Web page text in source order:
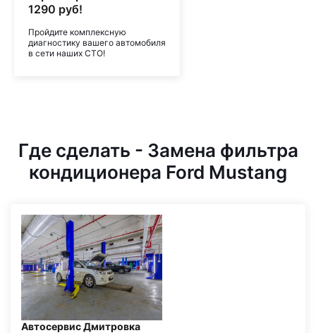
1290 руб!
Пройдите комплексную
диагностику вашего автомобиля
в сети наших СТО!
Где сделать - Замена фильтра
кондиционера Ford Mustang
Автосервис Дмитровка